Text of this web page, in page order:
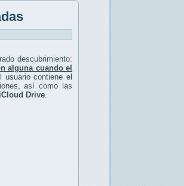
descubrimiento:
alguna cuando el
usuario contiene el
así como las
Drive